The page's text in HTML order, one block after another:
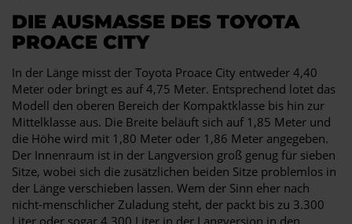
DIE AUSMASSE DES TOYOTA P
ROACE CITY
In der Länge misst der Toyota Proace City entweder 4,40
Meter oder bringt es auf 4,75 Meter. Entsprechend lotet das
Modell den oberen Bereich der Kompaktklasse bis hin zur
Mittelklasse aus. Die Breite beläuft sich auf 1,85 Meter und
die Höhe wird mit 1,80 Meter oder 1,86 Meter angegeben.
Der Innenraum ist in der Langversion groß genug für sieben
Sitze, wobei sich die zusätzlichen beiden Sitze problemlos in
der Länge verschieben lassen. Wem der Sinn eher nach
nicht-menschlicher Zuladung steht, der packt bis zu 3.300
Liter oder sogar 4.300 Liter in der Langversion in den